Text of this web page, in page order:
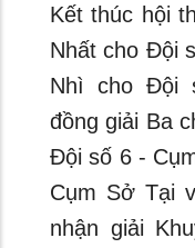
Kết thúc hội
Nhất cho Đội
Nhì cho Đội
đồng giải Ba
Đội số 6 -
Cụm Sở Tại
nhận giải